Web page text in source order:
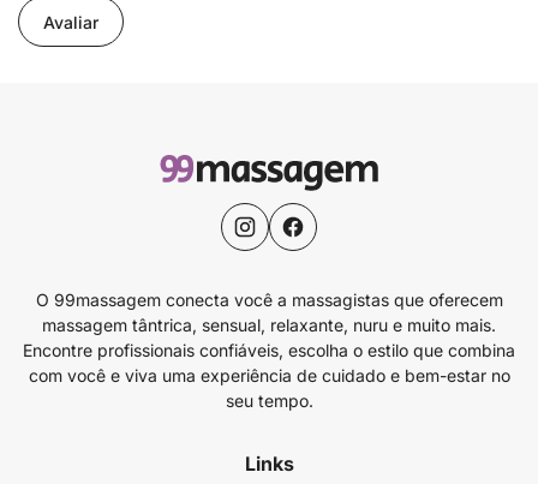
Avaliar
O 99massagem conecta você a massagistas que oferecem
massagem tântrica, sensual, relaxante, nuru e muito mais.
Encontre profissionais confiáveis, escolha o estilo que combina
com você e viva uma experiência de cuidado e bem-estar no
seu tempo.
Links